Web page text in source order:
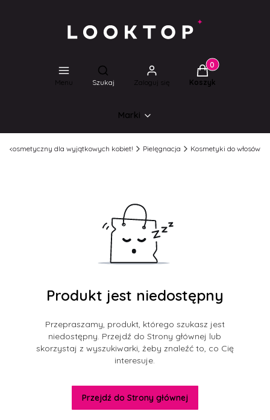
Menu
Otwórz wyszukiwarkę
Szukaj Zaloguj się
Produkty w
Koszyk
Marki
kosmetyczny dla wyjątkowych kobiet! Pielęgnacja Kosmetyki do włosów
Produkt jest niedostępny
Przepraszamy, produkt, którego szukasz jest
niedostępny. Przejdź do Strony głównej lub
skorzystaj z wyszukiwarki, żeby znaleźć to, co Cię
interesuje.
Przejdź do Strony głównej